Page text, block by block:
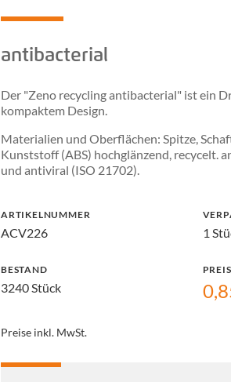
antibacterial
Der "Zeno recycling antibacterial" ist ein
kompaktem Design.
Materialien und Oberflächen: Spitze,
Kunststoff (ABS) hochglänzend, recycelt.
und antiviral (ISO 21702).
ARTIKELNUMMER
ACV226 1
BESTAND
3240 Stück
Preise inkl. MwSt.